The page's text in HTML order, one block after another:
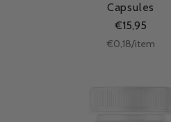
Capsules
€15,95
Stukprijs
€0,18/per
item